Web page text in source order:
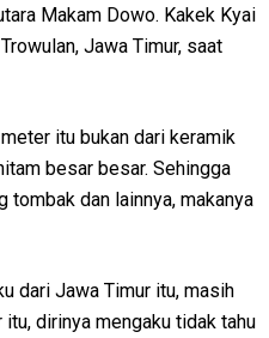
Makam Dowo. Kakek Kyai
Jawa Timur, saat
itu bukan dari keramik
besar besar. Sehingga
tombak dan lainnya, makanya
dari Jawa Timur itu, masih
dirinya mengaku tidak tahu